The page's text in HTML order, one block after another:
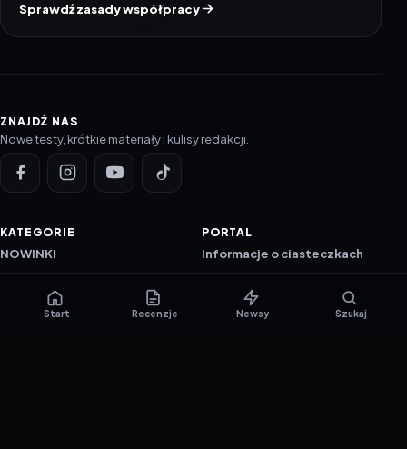
Sprawdź zasady współpracy
ZNAJDŹ NAS
Nowe testy, krótkie materiały i kulisy redakcji.
KATEGORIE
NOWINKI
RECENZJE
PORTAL
Informacje o ciasteczkach
Start Recenzje Newsy Szukaj